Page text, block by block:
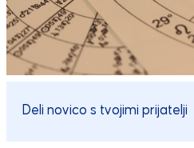
Deli novico s tvojimi prijatelji